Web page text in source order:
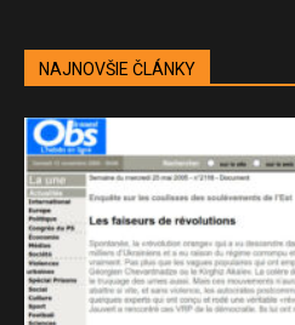
NAJNOVŠIE ČLÁNKY